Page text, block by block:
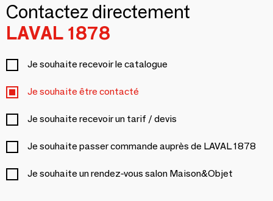
Contactez directement
LAVAL 1878
Je souhaite recevoir le catalogue
Je souhaite être contacté
Je souhaite recevoir un tarif / devis
Je souhaite passer commande auprès de LAVAL 1878
Je souhaite un rendez-vous salon Maison&Objet